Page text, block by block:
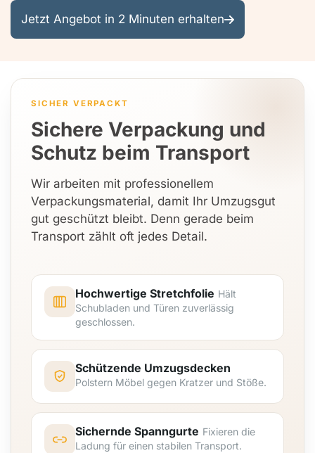
Jetzt Angebot in 2 Minuten erhalten
SICHER VERPACKT
Sichere Verpackung und
Schutz beim Transport
Wir arbeiten mit professionellem
Verpackungsmaterial, damit Ihr Umzugsgut
gut geschützt bleibt. Denn gerade beim
Transport zählt oft jedes Detail.
Hochwertige Stretchfolie Hält
Schubladen und Türen zuverlässig
geschlossen.
Schützende Umzugsdecken
Polstern Möbel gegen Kratzer und Stöße.
Sichernde Spanngurte Fixieren die
Ladung für einen stabilen Transport.